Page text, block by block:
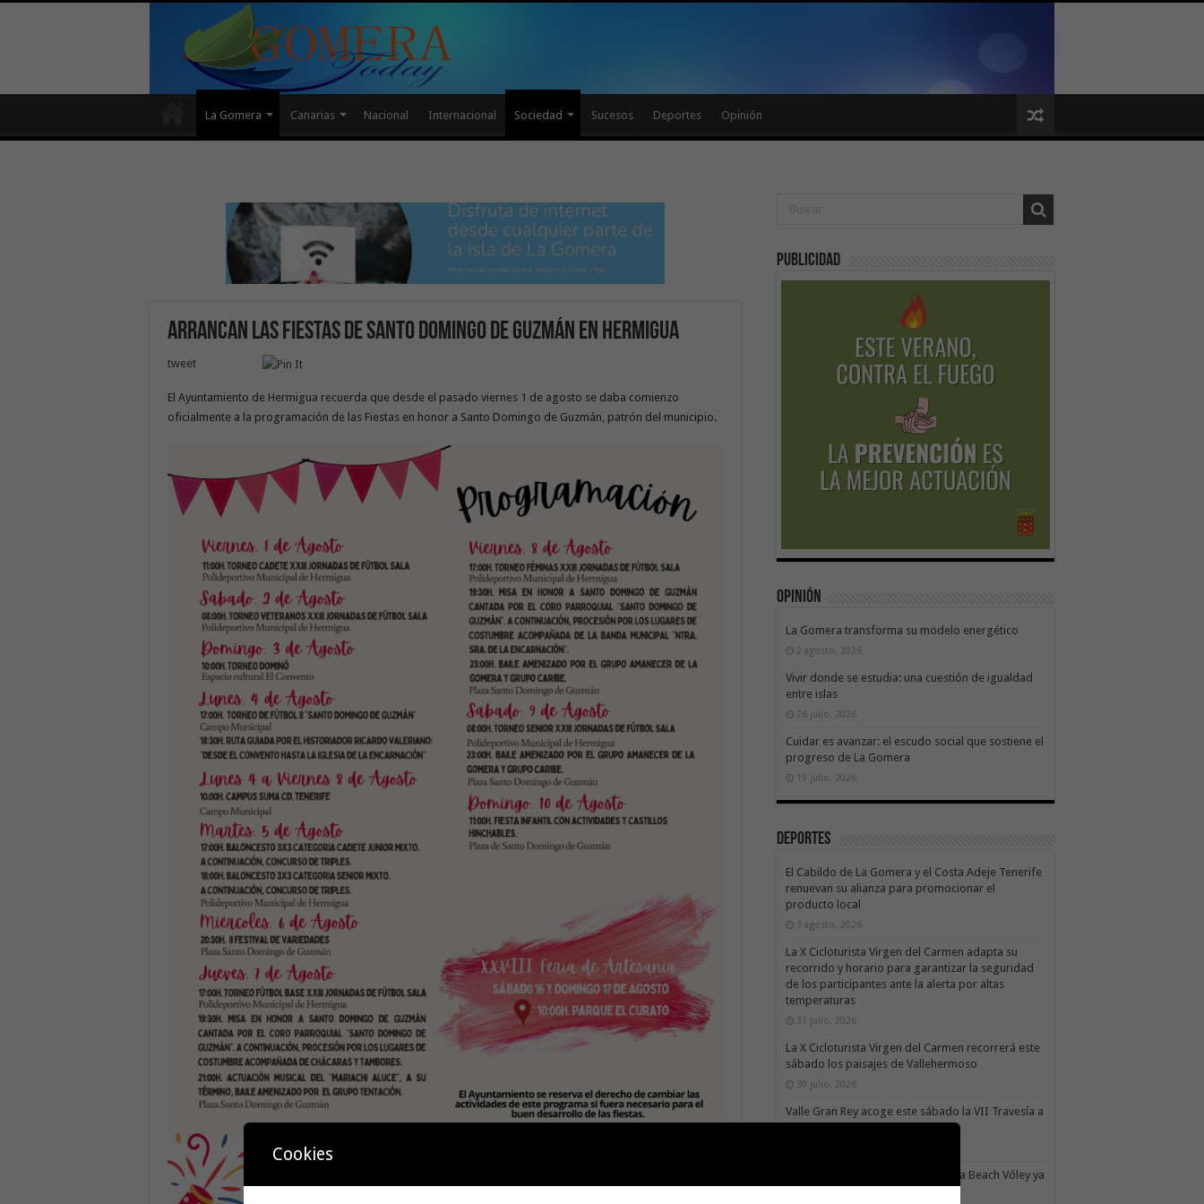
La Gomera Canarias Nacional Internacional Sociedad Sucesos Deportes Opinión
Arrancan las Fiestas de Santo Domingo de Guzmán en Hermigua
tweet
El Ayuntamiento de Hermigua recuerda que desde el pasado viernes 1 de agosto se daba comienzo
oficialmente a la programación de las Fiestas en honor a Santo Domingo de Guzmán, patrón del municipio.
Publicidad
Opinión
La Gomera transforma su modelo energético
2 agosto, 2026
Vivir donde se estudia: una cuestión de igualdad
entre islas
26 julio, 2026
Cuidar es avanzar: el escudo social que sostiene el
progreso de La Gomera
19 julio, 2026
Deportes
El Cabildo de La Gomera y el Costa Adeje Tenerife
renuevan su alianza para promocionar el
producto local
3 agosto, 2026
La X Cicloturista Virgen del Carmen adapta su
recorrido y horario para garantizar la seguridad
de los participantes ante la alerta por altas
temperaturas
31 julio, 2026
La X Cicloturista Virgen del Carmen recorrerá este
sábado los paisajes de Vallehermoso
30 julio, 2026
Valle Gran Rey acoge este sábado la VII Travesía a
Nado Isla Colombina
El II torneo Autonómico Gomahara Beach Vóley ya
tiene fecha
Cookies